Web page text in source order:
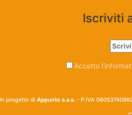
Iscriviti
Accetto
progetto di Appunto s.a.s. - P.IVA